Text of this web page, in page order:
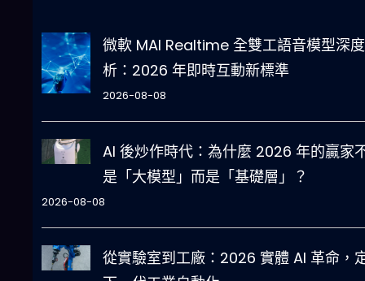
微軟 MAI Realtime 全雙工語音模型深
析：2026 年即時互動新標準
2026-08-08
AI 後炒作時代：為什麼 2026 年的贏家
是「大模型」而是「基礎層」？
2026-08-08
從實驗室到工廠：2026 實體 AI 革命，